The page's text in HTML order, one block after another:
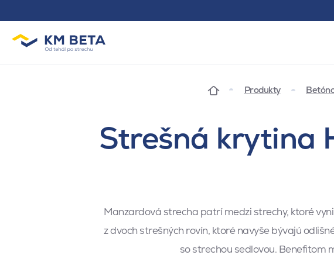
Produkty
Strešná krytina
Manzardová strecha patrí medzi strechy, ktoré
z dvoch strešných rovín, ktoré navyše bývajú
so strechou sedlovou. Benefitom